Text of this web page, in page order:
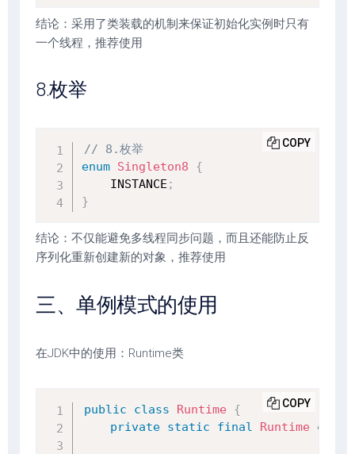
结论：采用了类装载的机制来保证初始化实例时只有
一个线程，推荐使用
8.枚举
// 8.枚举
enum Singleton8
{
    INSTANCE
;
}
COPY
结论：不仅能避免多线程同步问题，而且还能防止反
序列化重新创建新的对象，推荐使用
三、单例模式的使用
在JDK中的使用：Runtime类
public class Runtime
{
private static final Runtime
COPY